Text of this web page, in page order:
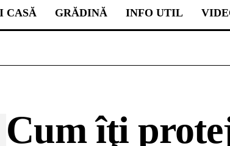
CASĂ GRĂDINĂ INFO UTIL
Cum îţi